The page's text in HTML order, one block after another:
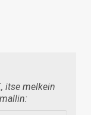
itse melkein